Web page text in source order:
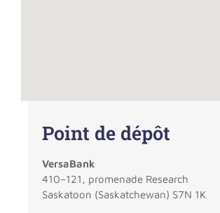
Point de dépôt
VersaBank
410–121, promenade Research
Saskatoon (Saskatchewan) S7N 1K